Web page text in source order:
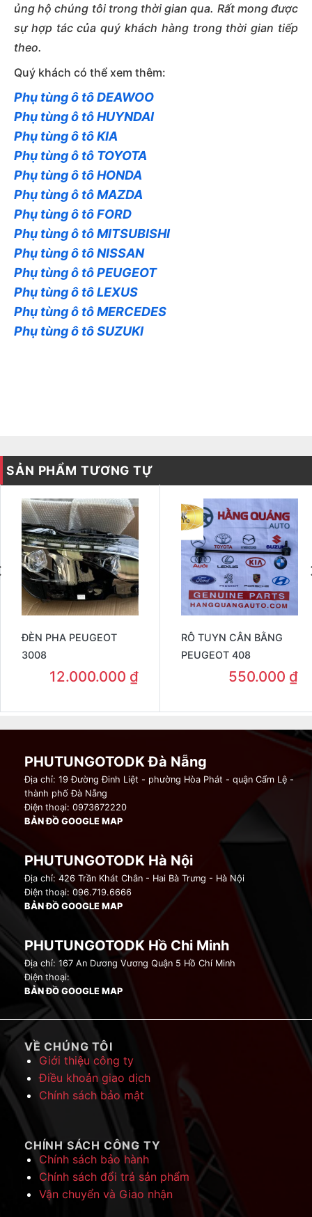
ủng hộ chúng tôi trong thời gian qua. Rất mong được
sự hợp tác của quý khách hàng trong thời gian tiếp
theo.
Quý khách có thể xem thêm:
Phụ tùng ô tô DEAWOO
Phụ tùng ô tô HUYNDAI
Phụ tùng ô tô KIA
Phụ tùng ô tô TOYOTA
Phụ tùng ô tô HONDA
Phụ tùng ô tô MAZDA
Phụ tùng ô tô FORD
Phụ tùng ô tô MITSUBISHI
Phụ tùng ô tô NISSAN
Phụ tùng ô tô PEUGEOT
Phụ tùng ô tô LEXUS
Phụ tùng ô tô MERCEDES
Phụ tùng ô tô SUZUKI
SẢN PHẨM TƯƠNG TỰ
ĐÈN PHA PEUGEOT
3008
12.000.000 ₫
RÔ TUYN CÂN BẰNG
PEUGEOT 408
550.000 ₫
PHUTUNGOTODK Đà Nẵng
Địa chỉ: 19 Đường Đinh Liệt - phường Hòa Phát - quận Cẩm Lệ -
thành phố Đà Nẵng
Điện thoại: 0973672220
BẢN ĐỒ GOOGLE MAP
PHUTUNGOTODK Hà Nội
Địa chỉ: 426 Trần Khát Chân - Hai Bà Trưng - Hà Nội
Điện thoại: 096.719.6666
BẢN ĐỒ GOOGLE MAP
PHUTUNGOTODK Hồ Chi Minh
Địa chỉ: 167 An Dương Vương Quận 5 Hồ Chí Minh
Điện thoại:
BẢN ĐỒ GOOGLE MAP
VỀ CHÚNG TÔI
Giới thiệu công ty
Điều khoản giao dịch
Chính sách bảo mật
CHÍNH SÁCH CÔNG TY
Chính sách bảo hành
Chính sách đổi trả sản phẩm
Vận chuyển và Giao nhận